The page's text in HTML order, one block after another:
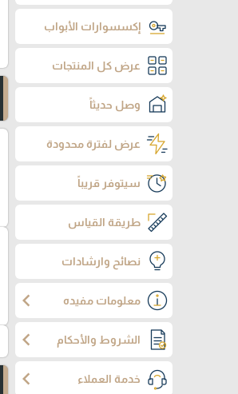
إكسسوارات الأبواب
عرض كل المنتجات
وصل حديثاً
عرض لفترة محدودة
سيتوفر قريباً
طريقة القياس
نصائح وارشادات
معلومات مفيده chevron_left
الشروط والأحكام chevron_left
خدمة العملاء chevron_left